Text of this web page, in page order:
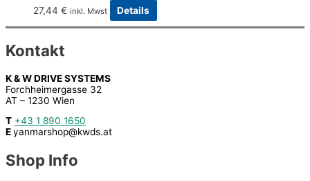
27,44 € inkl. Mwst Details
Kontakt
K & W DRIVE SYSTEMS
Forchheimergasse 32
AT – 1230 Wien
T +43 1 890 1650
Eyanmarshop@kwds.at
Shop Info